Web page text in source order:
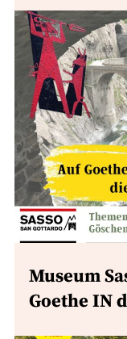
Museum
Goethe IN